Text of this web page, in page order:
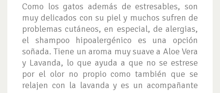
Como los gatos además de estresables, son
muy delicados con su piel y muchos sufren de
problemas cutáneos, en especial, de alergias,
el shampoo hipoalergénico es una opción
soñada. Tiene un aroma muy suave a Aloe Vera
y Lavanda, lo que ayuda a que no se estrese
por el olor no propio como también que se
relajen con la lavanda y es un acompañante